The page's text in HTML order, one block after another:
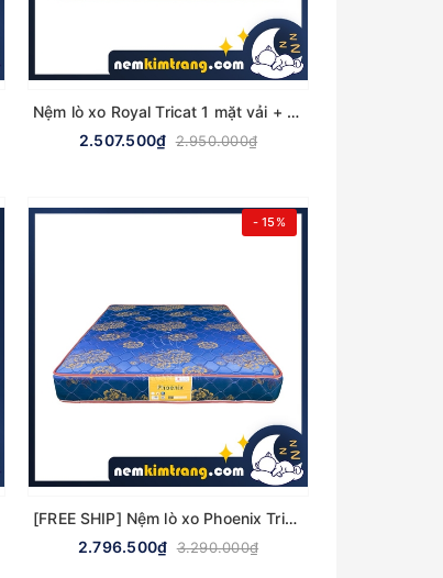
Nệm lò xo Royal Tricat 1 mặt vải + 1 mặt chiếu Vạn Thành - CHÍNH HÃNG, BẢO HÀNH 8 NĂM
2.507.500₫ 2.950.000₫
- 15%
[FREE SHIP] Nệm lò xo Phoenix Tricat 2 mặt vải Vạn Thành - CHÍNH HÃNG, BẢO HÀNH 6 NĂM
2.796.500₫ 3.290.000₫